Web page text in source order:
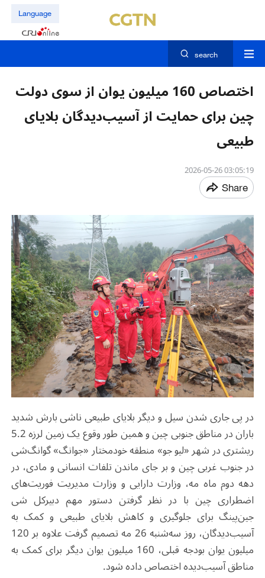
Language
search
اختصاص 160 میلیون یوان از سوی دولت
چین برای حمایت از آسیب‌دیدگان بلایای
طبیعی
03:05:19 2026-05-26
Share
در پی جاری شدن سیل و دیگر بلایای طبیعی ناشی بارش شدید
باران در مناطق جنوبی چین و همین طور وقوع یک زمین لرزه 5.2
ریشتری در شهر «لیو جو» منطقه خودمختار «جوانگ» گوانگ‌شی
در جنوب غربی چین و بر جای ماندن تلفات انسانی و مادی، در
دهه دوم ماه مه، وزارت دارایی و وزارت مدیریت فوریت‌های
اضطراری چین با در نظر گرفتن دستور مهم دبیرکل شی
جین‌پینگ برای جلوگیری و کاهش بلایای طبیعی و کمک به
آسیب‌دیدگان، روز سه‌شنبه 26 مه تصمیم گرفت علاوه بر 120
میلیون یوان بودجه قبلی، 160 میلیون یوان دیگر برای کمک به
مناطق آسیب‌دیده اختصاص داده شود.